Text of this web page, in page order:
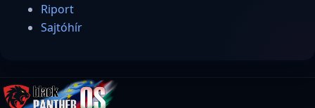
Riport
Sajtóhír